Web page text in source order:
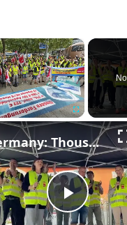
×
Fullscreen
Play
Germany: Thousands of German retail workers to strike amid pay dispute.